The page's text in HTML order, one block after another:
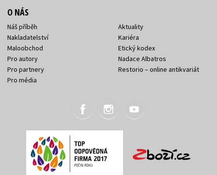
O NÁS
Náš příběh
Nakladatelství
Maloobchod
Pro autory
Pro partnery
Pro média
Aktuality
Kariéra
Etický kodex
Nadace Albatros
Restorio – online antikvariát